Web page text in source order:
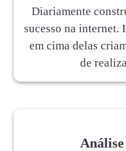
Diariamente
sucesso na internet.
em cima delas
de